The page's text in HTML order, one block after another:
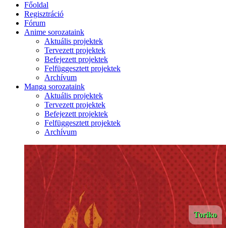
Főoldal
Regisztráció
Fórum
Anime sorozataink
Aktuális projektek
Tervezett projektek
Befejezett projektek
Felfüggesztett projektek
Archívum
Manga sorozataink
Aktuális projektek
Tervezett projektek
Befejezett projektek
Felfüggesztett projektek
Archívum
Toriko